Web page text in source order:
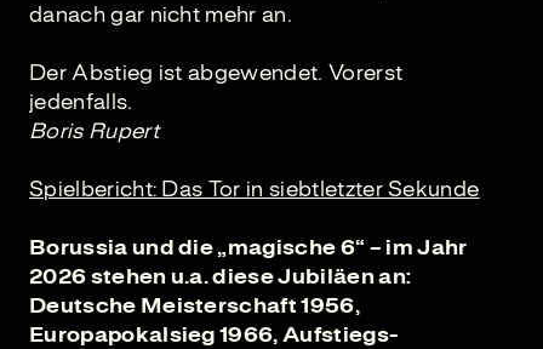
danach gar nicht mehr an.
Der Abstieg ist abgewendet. Vorerst
jedenfalls.
Boris Rupert
Spielbericht: Das Tor in siebtletzter Sekunde
Borussia und die „magische 6“ – im Jahr
2026 stehen u.a. diese Jubiläen an:
Deutsche Meisterschaft 1956,
Europapokalsieg 1966, Aufstiegs-